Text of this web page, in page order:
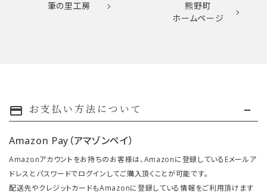
筆の里工房
熊野町
ホームページ
payment お支払い方法について
Amazon Pay（アマゾンペイ）
Amazonアカウントをお持ちのお客様は、Amazonに登録しているEメールア
ドレスとパスワードでログインしてご購入頂くことが可能です。
配送先やクレジットカードもAmazonに登録している情報をご利用頂けます